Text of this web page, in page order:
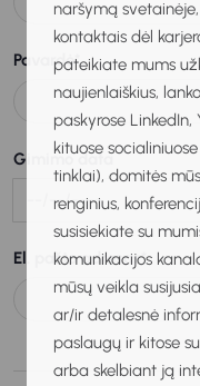
naršymą
kontaktais dėl
pateikiate mums
naujienlaiškius,
paskyrose
kituose
tinklai), domitės
renginius,
susisiekiate su
komunikacijos
mūsų veikla
ar/ir detalesnė
paslaugų ir kitose
arba skelbiant ją
Pavardė*
Gimimo data
El. pašto adresas*